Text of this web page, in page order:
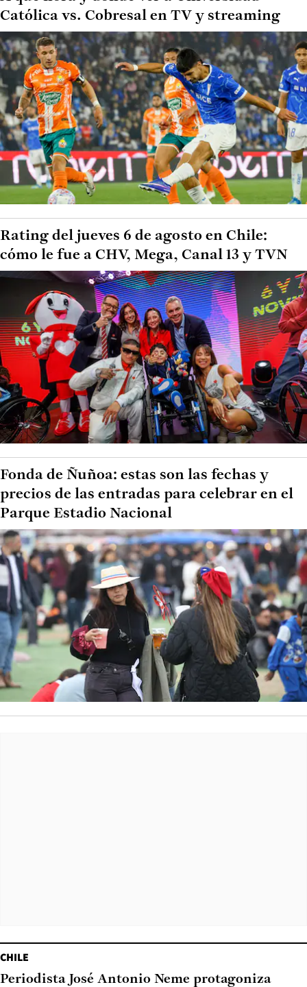
Católica vs. Cobresal en TV y streaming
Rating del jueves 6 de agosto en Chile:
cómo le fue a CHV, Mega, Canal 13 y TVN
Fonda de Ñuñoa: estas son las fechas y
precios de las entradas para celebrar en el
Parque Estadio Nacional
CHILE
Periodista José Antonio Neme protagoniza